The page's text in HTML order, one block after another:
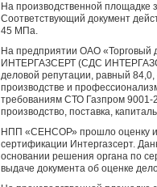
На производственной площадке
Соответствующий документ
45 МПа.
На предприятии ОАО «Торговый
ИНТЕРГАЗСЕРТ (СДС
деловой репутации, равный
производстве и
требованиям СТО Газпром 9001-
производство, поставка,
НПП «СЕНСОР» прошло оценку
сертификации Интергазсерт.
основании решения органа по
выдаче документа об оценке